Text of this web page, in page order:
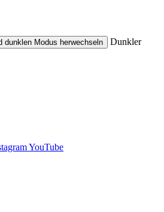
dunklen Modus herwechseln
Dunkler
YouTube